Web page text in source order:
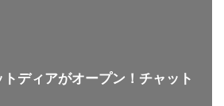
トディアがオープン！チャット